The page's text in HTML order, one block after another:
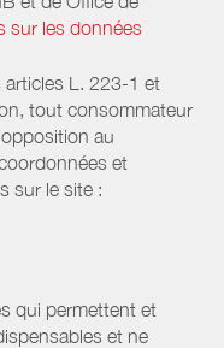
sur les données
L. 223-1 et
tout consommateur
au
et
sur le site :
qui permettent et
et ne